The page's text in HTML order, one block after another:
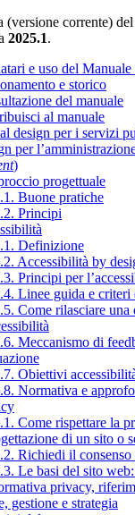
(versione corrente)
2025.1.
e uso del
e storico
del manuale
al manuale
design per i servizi
per
)
progettuale
Buone pratiche
Principi
Definizione
Accessibilità by
Principi per
Linee guida e criteri
Come rilasciare una
Meccanismo di
Obiettivi
Normativa e
Come rispettare la
di un sito o
Richiedi il consenso
Le basi del sito
privacy,
gestione e strategia